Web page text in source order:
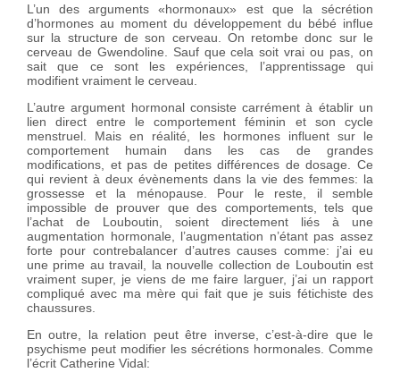
L’un des arguments «hormonaux» est que la sécrétion
d’hormones au moment du développement du bébé influe
sur la structure de son cerveau. On retombe donc sur le
cerveau de Gwendoline. Sauf que cela soit vrai ou pas, on
sait que ce sont les expériences, l’apprentissage qui
modifient vraiment le cerveau.
L’autre argument hormonal consiste carrément à établir un
lien direct entre le comportement féminin et son cycle
menstruel. Mais en réalité, les hormones influent sur le
comportement humain dans les cas de grandes
modifications, et pas de petites différences de dosage. Ce
qui revient à deux évènements dans la vie des femmes: la
grossesse et la ménopause. Pour le reste, il semble
impossible de prouver que des comportements, tels que
l’achat de Louboutin, soient directement liés à une
augmentation hormonale, l’augmentation n’étant pas assez
forte pour contrebalancer d’autres causes comme: j’ai eu
une prime au travail, la nouvelle collection de Louboutin est
vraiment super, je viens de me faire larguer, j’ai un rapport
compliqué avec ma mère qui fait que je suis fétichiste des
chaussures.
En outre, la relation peut être inverse, c’est-à-dire que le
psychisme peut modifier les sécrétions hormonales. Comme
l’écrit Catherine Vidal: